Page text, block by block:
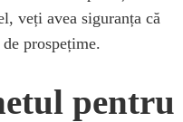
veți avea siguranța că
prospețime.
pentru